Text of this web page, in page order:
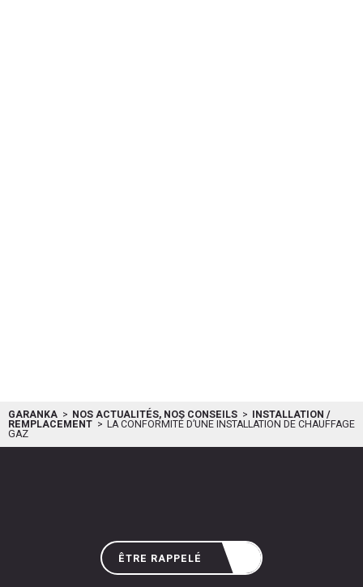
GARANKA NOS ACTUALITÉS, NOS CONSEILS INSTALLATION /
REMPLACEMENT LA CONFORMITÉ D’UNE INSTALLATION DE CHAUFFAGE
GAZ
ÊTRE RAPPELÉ